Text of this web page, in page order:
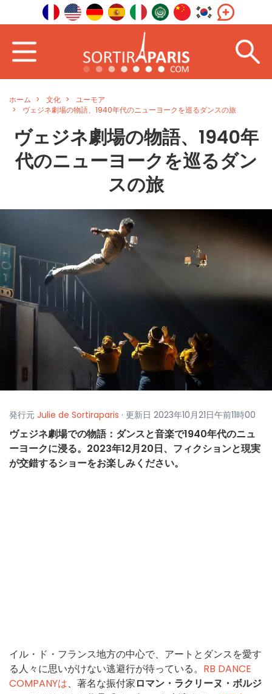
ホーム 文化
ユーモア
ヴェジネ劇場の物語、1940年代のニューヨークを巡るダンスの旅
ヴェジネ劇場の物語、1940年
代のニューヨークを巡るダン
スの旅
発行元 Julie de Sortiraparis · 更新日 2023年10月21日午前11時00
ヴェジネ劇場での物語：ダンスと音楽で1940年代のニュ
ーヨークに浸る。2023年12月20日、フィクションと現実
が交錯するショーをお楽しみください。
イル・ド・フランス地方の中心で、アートとダンスを愛す
る人々に思いがけない逃避行が待っている。 RB DANCE
COMPANYは、著名な振付家ロマン・ラクリーヌ・ボルジ